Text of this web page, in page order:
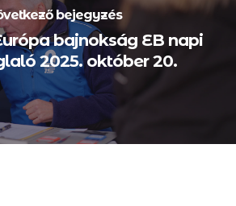
bejegyzés
bajnokság EB napi
2025. október 20.